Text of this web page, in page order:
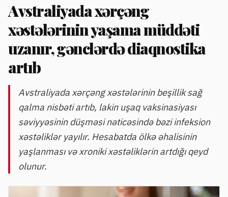
Avstraliyada xərçəng
xəstələrinin yaşama müddəti
uzanır, gənclərdə diaqnostika
artıb
Avstraliyada xərçəng xəstələrinin beşillik sağ
qalma nisbəti artıb, lakin uşaq vaksinasiyası
səviyyəsinin düşməsi nəticəsində bəzi infeksion
xəstəliklər yayılır. Hesabatda ölkə əhalisinin
yaşlanması və xroniki xəstəliklərin artdığı qeyd
olunur.